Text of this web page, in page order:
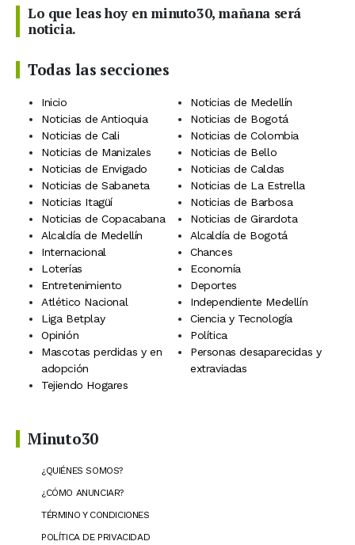
Lo que leas hoy en minuto30, mañana será
noticia.
Todas las secciones
Inicio
Noticias de Medellín
Noticias de Antioquia
Noticias de Bogotá
Noticias de Cali
Noticias de Colombia
Noticias de Manizales
Noticias de Bello
Noticias de Envigado
Noticias de Caldas
Noticias de Sabaneta
Noticias de La Estrella
Noticias Itagüí
Noticias de Barbosa
Noticias de Copacabana
Noticias de Girardota
Alcaldía de Medellín
Alcaldía de Bogotá
Internacional
Chances
Loterías
Economía
Entretenimiento
Deportes
Atlético Nacional
Independiente Medellín
Liga Betplay
Ciencia y Tecnología
Opinión
Política
Mascotas perdidas y en
adopción
Personas desaparecidas y
extraviadas
Tejiendo Hogares
Minuto30
¿QUIÉNES SOMOS?
¿CÓMO ANUNCIAR?
TÉRMINO Y CONDICIONES
POLÍTICA DE PRIVACIDAD